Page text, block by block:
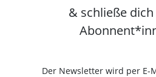
& schließe
Der Newsletter wird per E-